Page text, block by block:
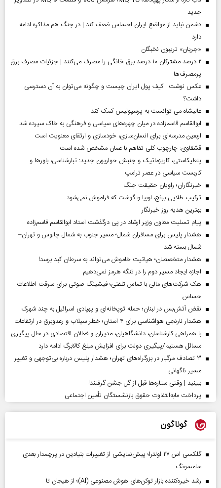
جدید
دشمن نباید از مواضع ایران احساس ضعف کند | در جنگ هم مذاکره ادامه
دارد
«جریان» تریبون نخبگان
۲ درصد مشترکان ۱۰ درصد برق خانگی را مصرف می‌کنند | جزئیات مصرف برق
پرمصرف‌ها
عکس نوشت | کیف پول ایران چیست و چگونه می‌توان به آن دسترسی
داشت؟
عالیشاه می توانست به پرسپولیس کمک کند
ابوالقاسم قاسم‌زاده در میان چهره‌های سیاسی و فرهنگی به خاک سپرده شد
اربعین مدرسه‌ای برای انسان‌سازی، خودسازی و ارتقای معنویت است
قشقاوی: چارچوب کلی تفاهم با عمان مشخص شده است
پنطیکاستی، کاریزماتیک و جنبش حواریون جدید: تبارشناسی، باور‌ها و
کاربست سیاسی در عصر ترامپ
خبرنگاران؛ راویان حقیقت جنگ
ترکیب طلایی برنج، لوبیا و گوشت که فراموش نمی‌شود
بهترین هدیه روز خبرنگار
پیام تسلیت معاون وزیر ارشاد در پی درگذشت استاد ابوالقاسم قاسم‌زاده
هشدار پلیس برای مسافران شمال؛ مسیر جنوب به شمال چالوس و تهران–
شمال بسته شد
هشدار متخصصان؛ هپاتیت خاموش می‌تواند به سرطان کبد برسد!
اجازه ایجاد مسیر دوم را در تنگه هرمز نمی‌دهیم
هک شرکت‌های مالی با تماس تلفنی؛ فیشینگ صوتی برای سرقت اطلاعات
حساس
نقض آتش‌بس در لبنان؛ حمله توپخانه‌ای و پهپادی اسرائیل به چند شهرک
هشدار نارنجی هواشناسی برای ۴ استان؛ خطر سیلاب و رعدوبرق در ارتفاعات
با همراهی کارشناسان، دانشگاهیان، مدیران و فعالان اقتصادی در حال پیگیری
مسائل هستیم/پیگیری دولت برای افزایش مبلغ کالابرگ ادامه دارد
۳ تصادف مرگبار در بزرگراه‌های تهران؛ هشدار پلیس درباره بی‌توجهی و تغییر
مسیر ناگهانی
ببینید | وقتی ستاره‌ها قبل از گل جشن گرفتند!
پرداخت مابه‌التفاوت حقوق بازنشستگان تأمین اجتماعی
گوناگون
گلکسی اس ۲۷ اولترا؛ پیش‌نمایشی از تغییرات بنیادین در پرچمدار بعدی
سامسونگ
رشد خیره‌کننده بازار توکن‌های هوش مصنوعی (AI)؛ از هیجان تا